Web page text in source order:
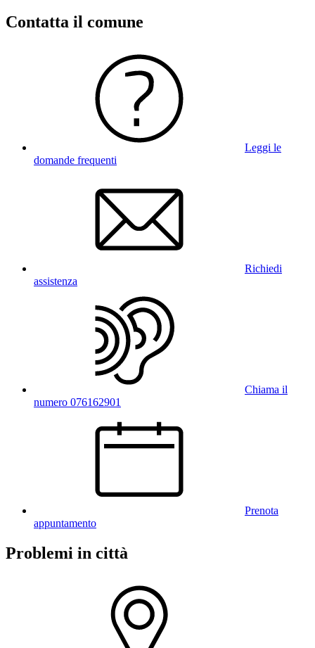
Contatta il comune
Leggi le
domande frequenti
Richiedi
assistenza
Chiama il
numero 076162901
Prenota
appuntamento
Problemi in città